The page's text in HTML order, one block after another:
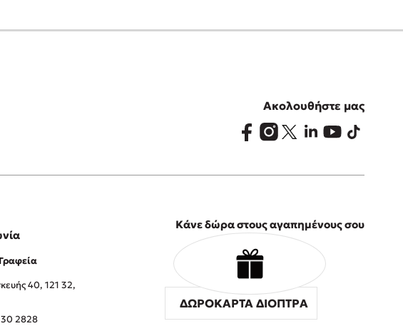
Ακολουθήστε μας
40, 121 32,
2828
Κάνε δώρα στους αγαπημένους σου
ΔΩΡΟΚΑΡΤΑ ΔΙΟΠΤΡΑ